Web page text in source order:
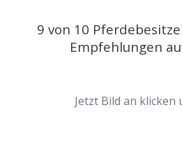
9 von 10
Empfehlungen
Jetzt Bild an klicken